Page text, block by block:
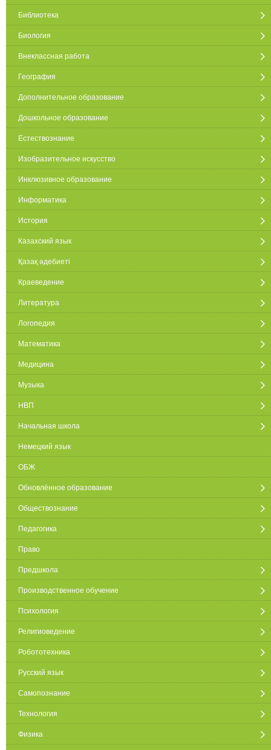
Библиотека
Биология
Внеклассная работа
География
Дополнительное образование
Дошкольное образование
Естествознание
Изобразительное искусство
Инклюзивное образование
Информатика
История
Казахский язык
Қазақ әдебиеті
Краеведение
Литература
Логопедия
Математика
Медицина
Музыка
НВП
Начальная школа
Немецкий язык
ОБЖ
Обновлённое образование
Обществознание
Педагогика
Право
Предшкола
Производственное обучение
Психология
Религиоведение
Робототехника
Русский язык
Самопознание
Технология
Физика